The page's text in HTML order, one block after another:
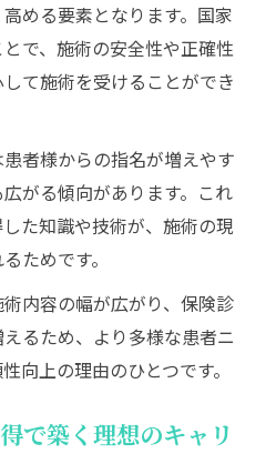
める要素となります。国家
で、施術の安全性や正確性
て施術を受けることができ
者様からの指名が増えやす
がる傾向があります。これ
た知識や技術が、施術の現
ためです。
内容の幅が広がり、保険診
るため、より多様な患者ニ
向上の理由のひとつです。
で築く理想のキャリ